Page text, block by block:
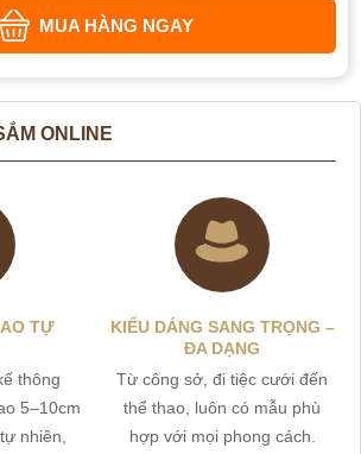
MUA HÀNG NGAY
ONLINE
TỰ
thông
5–10cm
nhiên,
KIỂU DÁNG SANG TRỌNG –
ĐA DẠNG
Từ công sở, đi tiệc cưới đến
thể thao, luôn có mẫu phù
hợp với mọi phong cách.